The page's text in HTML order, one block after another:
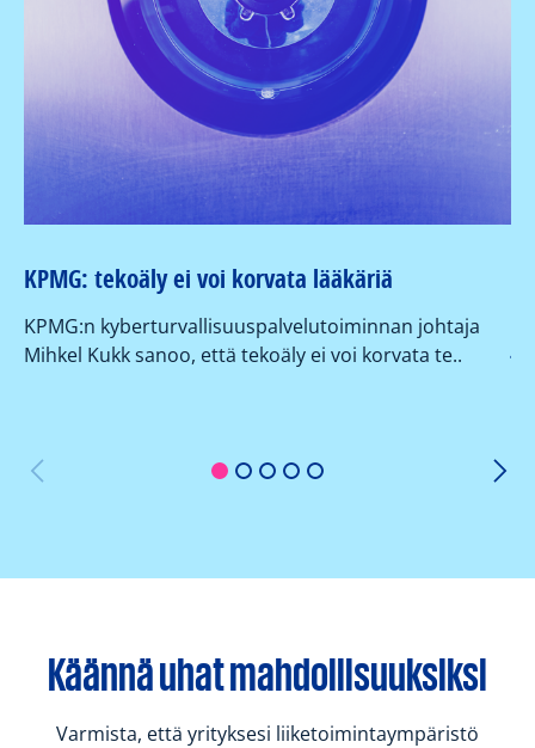
1 2 3 4 5
KPMG: tekoäly ei voi korvata lääkäriä
KPMG:n kyberturvallisuuspalvelutoiminnan johtaja
Mihkel Kukk sanoo, että tekoäly ei voi korvata te..
Käännä uhat mahdollisuuksiksi
Varmista, että yrityksesi liiketoimintaympäristö